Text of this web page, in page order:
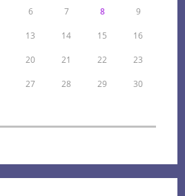
6 7 8 9
13 14 15 16
20 21 22 23
27 28 29 30